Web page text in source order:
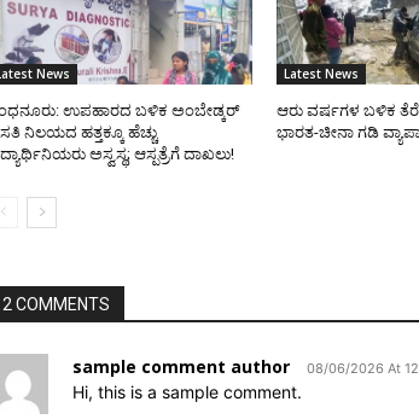
News
ಉಪಹಾರದ ಬಳಿಕ ಅಂಬೇಡ್ಕರ್
ನಿಲಯದ ಹತ್ತಕ್ಕೂ ಹೆಚ್ಚು
ಅಸ್ವಸ್ಥ; ಆಸ್ಪತ್ರೆಗೆ ದಾಖಲು!
Latest News
ಆರು ವರ್ಷಗಳ ಬಳಿಕ
ಭಾರತ-ಚೀನಾ ಗಡಿ
2 COMMENTS
sample comment author 08/06/2026 At
Hi, this is a sample comment.